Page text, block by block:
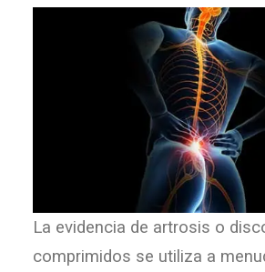
La evidencia de artrosis o
comprimidos se utiliza a